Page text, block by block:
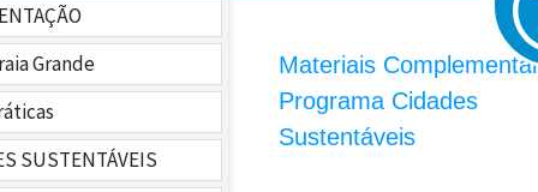
Grande
SUSTENTÁVEIS
Materiais
Programa Cidades
Sustentáveis